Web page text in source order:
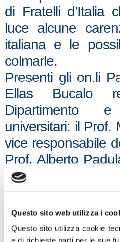
Questo sito web utilizza i
Questo sito utilizza cookie
e di richieste parti per le sue
di Fratelli d’Italia
luce alcune
italiana e le
colmarle.
Presenti gli on.li
Ellas Bucalo
Dipartimento
universitari: il Prof.
vice responsabile
Prof. Alberto
De Giorgio
sottolineato la
coordinamento